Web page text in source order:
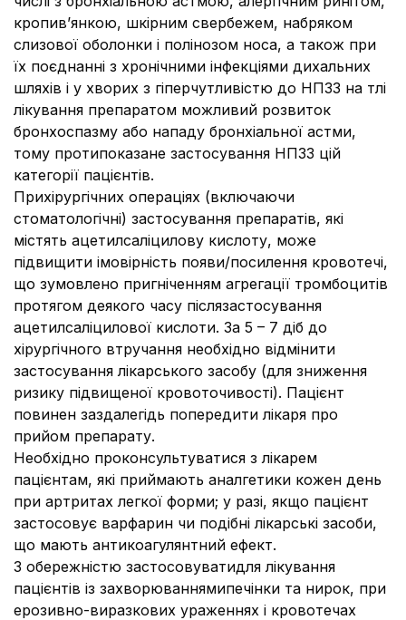
кропив’янкою, шкірним свербежем, набряком
слизової оболонки і полінозом носа, а також при
їх поєднанні з хронічними інфекціями дихальних
шляхів і у хворих з гіперчутливістю до НПЗЗ на тлі
лікування препаратом можливий розвиток
бронхоспазму або нападу бронхіальної астми,
тому протипоказане застосування НПЗЗ цій
категорії пацієнтів.
Прихірургічних операціях (включаючи
стоматологічні) застосування препаратів, які
містять ацетилсаліцилову кислоту, може
підвищити імовірність появи/посилення кровотечі,
що зумовлено пригніченням агрегації тромбоцитів
протягом деякого часу післязастосування
ацетилсаліцилової кислоти. За 5 – 7 діб до
хірургічного втручання необхідно відмінити
застосування лікарського засобу (для зниження
ризику підвищеної кровоточивості). Пацієнт
повинен заздалегідь попередити лікаря про
прийом препарату.
Необхідно проконсультуватися з лікарем
пацієнтам, які приймають аналгетики кожен день
при артритах легкої форми; у разі, якщо пацієнт
застосовує варфарин чи подібні лікарські засоби,
що мають антикоагулянтний ефект.
З обережністю застосовуватидля лікування
пацієнтів із захворюваннямипечінки та нирок, при
ерозивно-виразкових ураженнях і кровотечах